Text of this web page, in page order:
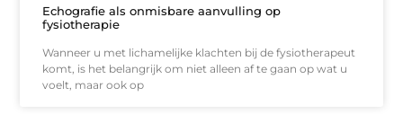
Echografie als onmisbare aanvulling op
fysiotherapie
Wanneer u met lichamelijke klachten bij de fysiotherapeut
komt, is het belangrijk om niet alleen af te gaan op wat u
voelt, maar ook op